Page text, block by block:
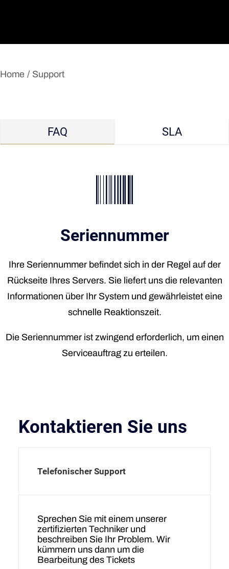
Home Support
FAQ SLA
Seriennummer
Ihre Seriennummer befindet sich in der Regel auf der
Rückseite Ihres Servers. Sie liefert uns die relevanten
Informationen über Ihr System und gewährleistet eine
schnelle Reaktionszeit.
Die Seriennummer ist zwingend erforderlich, um einen
Serviceauftrag zu erteilen.
Kontaktieren Sie uns
Telefonischer Support
Sprechen Sie mit einem unserer
zertifizierten Techniker und
beschreiben Sie Ihr Problem. Wir
kümmern uns dann um die
Bearbeitung des Tickets